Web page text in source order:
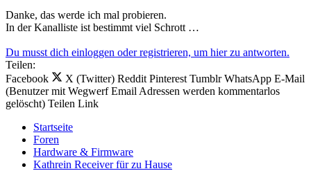
Danke, das werde ich mal probieren.
In der Kanalliste ist bestimmt viel Schrott …
Du musst dich einloggen oder registrieren, um hier zu antworten.
Teilen:
Facebook
X (Twitter) Reddit Pinterest Tumblr WhatsApp E-Mail
(Benutzer mit Wegwerf Email Adressen werden kommentarlos
gelöscht) Teilen Link
Startseite
Foren
Hardware & Firmware
Kathrein Receiver für zu Hause